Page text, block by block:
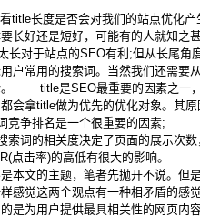
title长度是否会对我们的站点优化
长好还是短好，可能有的人就知之
长对于站点的SEO有利;但从长尾角
户常用的搜索词。当然我们还需要
。 title是SEO最重要的因素之一，
会拿title做为优先的优化对象。其
竞争排名是一个很重要的因素;
索词的相关度决定了页面的展示次
点击率)的高低有很大的影响。
本文的主题，笔者先抛开不说。但
感觉这两个观点有一种相矛盾的感
是为用户提供最具相关性的网页内